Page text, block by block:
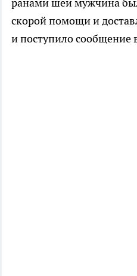
ранами шеи мужчина
скорой помощи и
и поступило сообщение